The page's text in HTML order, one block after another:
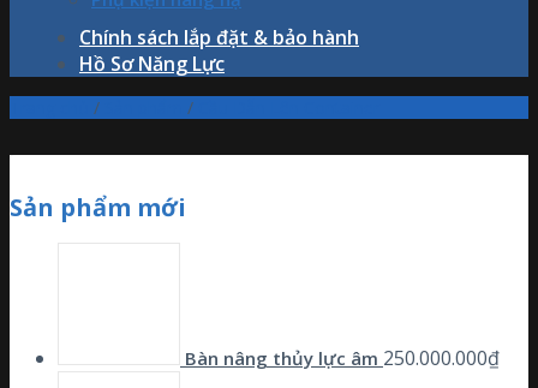
Chính sách lắp đặt & bảo hành
Hồ Sơ Năng Lực
/ /
Sản phẩm mới
Bàn nâng thủy lực âm 250.000.000₫